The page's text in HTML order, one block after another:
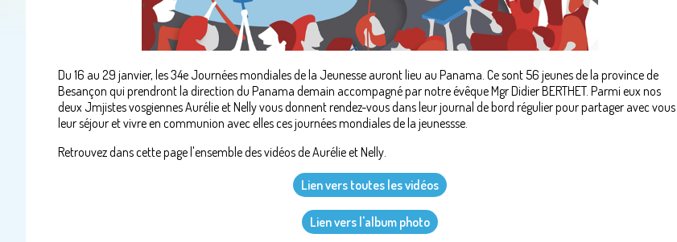
Du 16 au 29 janvier, les 34e Journées mondiales de la Jeunesse auront lieu au Panama. Ce sont 56 jeunes de la province de
Besançon qui prendront la direction du Panama demain accompagné par notre évêque Mgr Didier BERTHET. Parmi eux nos
deux Jmjistes vosgiennes Aurélie et Nelly vous donnent rendez-vous dans leur journal de bord régulier pour partager avec vous
leur séjour et vivre en communion avec elles ces journées mondiales de la jeunessse.
Retrouvez dans cette page l'ensemble des vidéos de Aurélie et Nelly.
Lien vers toutes les vidéos
Lien vers l'album photo